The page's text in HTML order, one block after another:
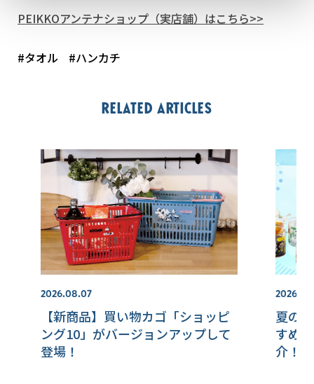
PEIKKOアンテナショップ（実店舗）はこちら>>
#タオル #ハンカチ
Related articles
2026.08.07
【新商品】買い物カゴ「ショッピ
ング10」がバージョンアップして
登場！
夏の
すめ
介！！